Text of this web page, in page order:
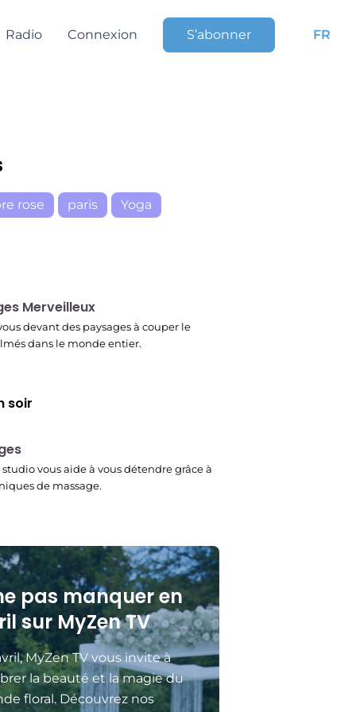
Radio Connexion S’abonner FR
rose paris Yoga
Merveilleux
devant des paysages à couper le
dans le monde entier.
soir
studio vous aide à vous détendre grâce à
de massage.
pas manquer en
sur MyZen TV
MyZen TV vous invite à
la beauté et la magie du
floral. Découvrez nos